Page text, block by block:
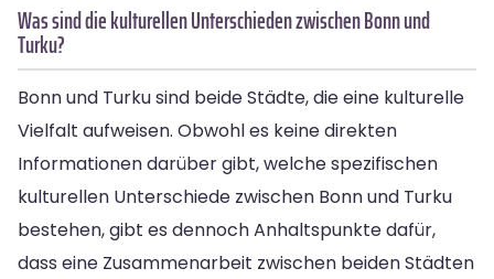
Was sind die kulturellen Unterschieden zwischen Bonn und
Turku?
Bonn und Turku sind beide Städte, die eine kulturelle
Vielfalt aufweisen. Obwohl es keine direkten
Informationen darüber gibt, welche spezifischen
kulturellen Unterschiede zwischen Bonn und Turku
bestehen, gibt es dennoch Anhaltspunkte dafür,
dass eine Zusammenarbeit zwischen beiden Städten